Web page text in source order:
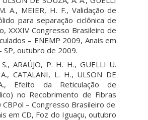
A., MEIER, H. F., Validação de
para separação ciclônica de
XXXIV Congresso Brasileiro de
– ENEMP 2009, Anais em
SP, outubro de 2009.
ARAÚJO, P. H. H., GUELLI U.
CATALANI, L. H., ULSON DE
Efeito da Reticulação de
no Recobrimento de Fibras
– Congresso Brasileiro de
em CD, Foz do Iguaçu, outubro